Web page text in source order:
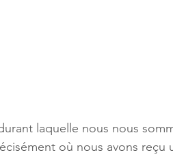
laquelle nous nous
où nous avons